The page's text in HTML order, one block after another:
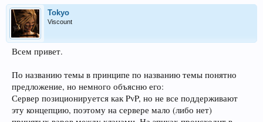
Tokyo
Viscount
Всем привет.
По названию темы в принципе по названию темы понятно
предложение, но немного объясню его:
Сервер позиционируется как PvP, но не все поддерживают
эту концепцию, поэтому на сервере мало (либо нет)